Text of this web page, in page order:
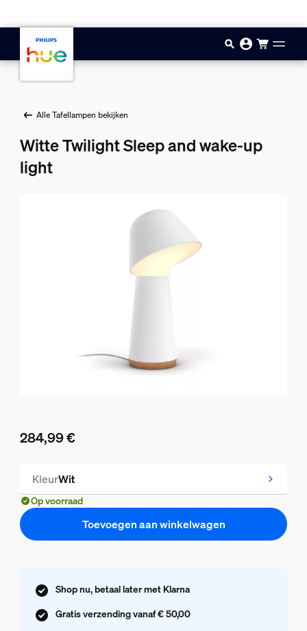
Alle Tafellampen bekijken
Witte Twilight Sleep and wake-up
light
284,99 €
KleurWit
Op voorraad
Toevoegen aan winkelwagen
Shop nu, betaal later met Klarna
Gratis verzending vanaf € 50,00